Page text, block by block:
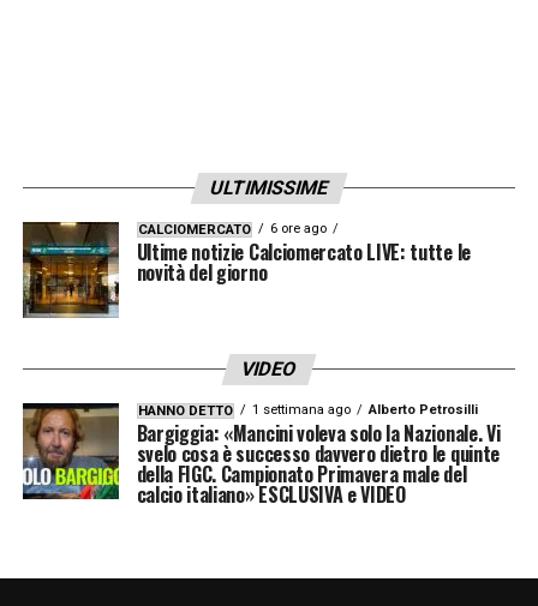
ULTIMISSIME
CALCIOMERCATO 6 ore ago
Ultime notizie Calciomercato LIVE: tutte le
novità del giorno
VIDEO
HANNO DETTO 1 settimana ago Alberto Petrosilli
Bargiggia: «Mancini voleva solo la Nazionale. Vi
svelo cosa è successo davvero dietro le quinte
della FIGC. Campionato Primavera male del
calcio italiano» ESCLUSIVA e VIDEO